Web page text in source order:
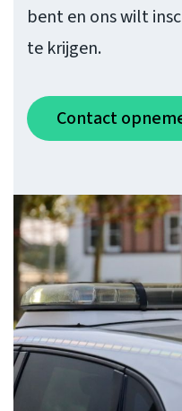
bent en ons wilt
te krijgen.
Contact